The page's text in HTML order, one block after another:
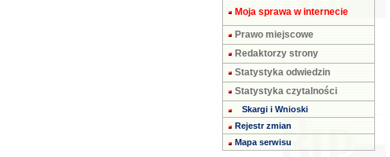
Moja sprawa w internecie
Prawo miejscowe
Redaktorzy strony
Statystyka odwiedzin
Statystyka czytalności
Skargi i Wnioski
Rejestr zmian
Mapa serwisu